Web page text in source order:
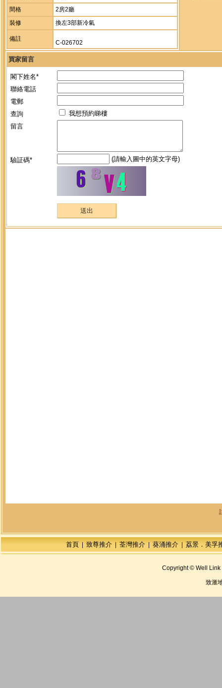
間格
2房2廳
裝修
換左3部新冷氣
備註
C-026702
買家留言
閣下姓名*
聯絡電話
電郵
查詢
我想預約睇樓
留言
驗証碼* (請輸入圖中的英文字母)
首頁 致尊推介| 荃灣推介| 葵涌推介| 荔景．美孚
Copyright © Well Link
致滙